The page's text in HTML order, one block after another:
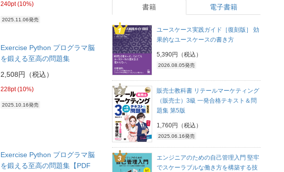
240pt (10%)
2025.11.06発売
Exercise Python プログラマ脳
を鍛える至高の問題集
2,508円（税込）
228pt (10%)
2025.10.16発売
Exercise Python プログラマ脳
を鍛える至高の問題集【PDF
書籍 電子書籍
ユースケース実践ガイド［復刻版］ 効
果的なユースケースの書き方
5,390円（税込）
2026.08.05発売
販売士教科書 リテールマーケティング
（販売士）3級 一発合格テキスト＆問
題集 第5版
1,760円（税込）
2025.06.16発売
エンジニアのための自己管理入門 堅牢
でスケーラブルな働き方を構築する技